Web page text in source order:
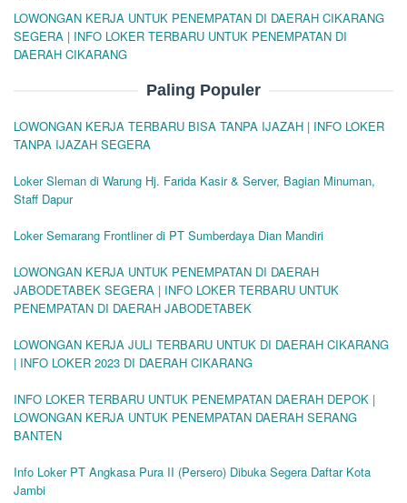
LOWONGAN KERJA UNTUK PENEMPATAN DI DAERAH CIKARANG
SEGERA | INFO LOKER TERBARU UNTUK PENEMPATAN DI
DAERAH CIKARANG
Paling Populer
LOWONGAN KERJA TERBARU BISA TANPA IJAZAH | INFO LOKER
TANPA IJAZAH SEGERA
Loker Sleman di Warung Hj. Farida Kasir & Server, Bagian Minuman,
Staff Dapur
Loker Semarang Frontliner di PT Sumberdaya Dian Mandiri
LOWONGAN KERJA UNTUK PENEMPATAN DI DAERAH
JABODETABEK SEGERA | INFO LOKER TERBARU UNTUK
PENEMPATAN DI DAERAH JABODETABEK
LOWONGAN KERJA JULI TERBARU UNTUK DI DAERAH CIKARANG
| INFO LOKER 2023 DI DAERAH CIKARANG
INFO LOKER TERBARU UNTUK PENEMPATAN DAERAH DEPOK |
LOWONGAN KERJA UNTUK PENEMPATAN DAERAH SERANG
BANTEN
Info Loker PT Angkasa Pura II (Persero) Dibuka Segera Daftar Kota
Jambi